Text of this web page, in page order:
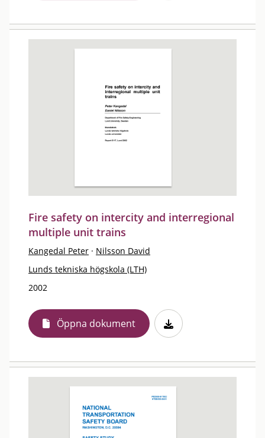
Fire safety on intercity and interregional
multiple unit trains
Kangedal Peter · Nilsson David
Lunds tekniska högskola (LTH)
2002
Öppna dokument